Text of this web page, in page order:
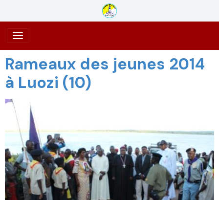
Rameaux des jeunes 2014
à Luozi (10)